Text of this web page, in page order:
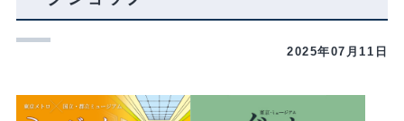
2025年07月11日